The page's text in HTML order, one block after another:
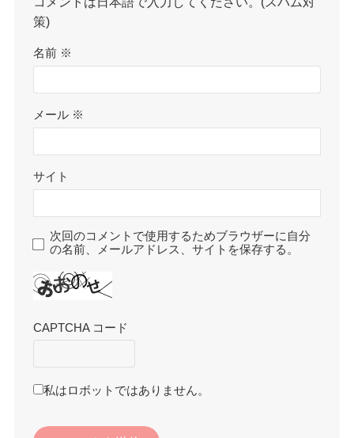
策)
名前 ※
メール ※
サイト
次回のコメントで使用するためブラウザーに自分
の名前、メールアドレス、サイトを保存する。
CAPTCHA コード
私はロボットではありません。